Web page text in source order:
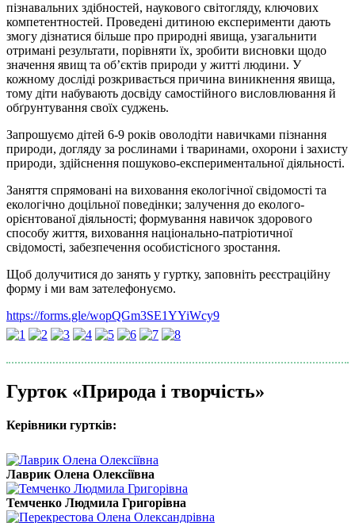
пізнавальних здібностей, наукового світогляду, ключових
компетентностей. Проведені дитиною експерименти дають
змогу дізнатися більше про природні явища, узагальнити
отримані результати, порівняти їх, зробити висновки щодо
значення явищ та об’єктів природи у житті людини. У
кожному досліді розкривається причина виникнення явища,
тому діти набувають досвіду самостійного висловлювання й
обґрунтування своїх суджень.
Запрошуємо дітей 6-9 років оволодіти навичками пізнання
природи, догляду за рослинами і тваринами, охорони і захисту
природи, здійснення пошуково-експериментальної діяльності.
Заняття спрямовані на виховання екологічної свідомості та
екологічно доцільної поведінки; залучення до еколого-
орієнтованої діяльності; формування навичок здорового
способу життя, виховання національно-патріотичної
свідомості, забезпечення особистісного зростання.
Щоб долучитися до занять у гуртку, заповніть реєстраційну
форму і ми вам зателефонуємо.
https://forms.gle/wopQGm3SE1YYiWcy9
Гурток «Природа і творчість»
Керівники гуртків:
Лаврик Олена Олексіївна
Темченко Людмила Григорівна